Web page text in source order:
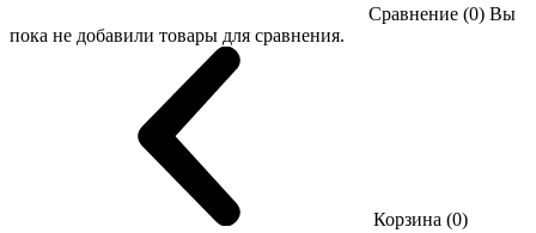
Сравнение (0) Вы
пока не добавили товары для сравнения.
Корзина (0)